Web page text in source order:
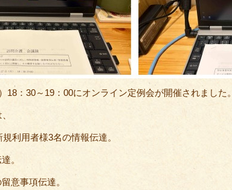
18：30～19：00にオンライン定例会が開催されました。
利用者様3名の情報伝達。
。
意事項伝達。